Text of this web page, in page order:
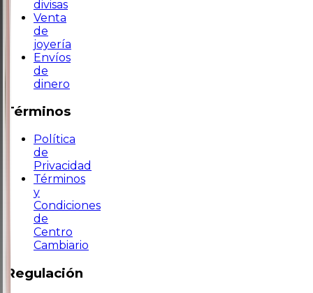
divisas
Venta
de
joyería
Envíos
de
dinero
Términos
Política
de
Privacidad
Términos
y
Condiciones
de
Centro
Cambiario
Regulación